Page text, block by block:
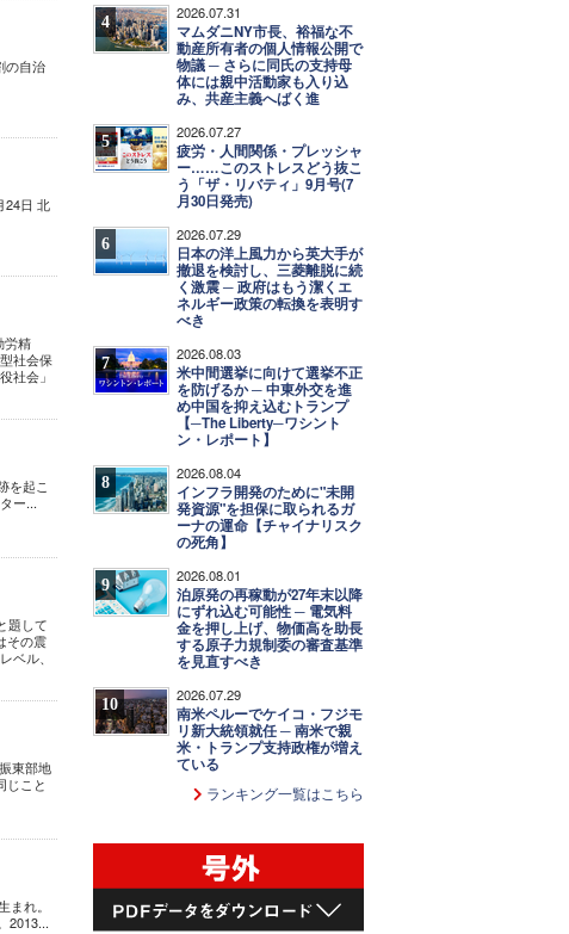
の自治
24日 北
労精
社会保
社会」
を起こ
ー...
題して
その震
ベル、
東部地
じこと
れ。
2013...
4 2026.07.31
マムダニNY市長、裕福な不
動産所有者の個人情報公開で
物議 ─ さらに同氏の支持母
体には親中活動家も入り込
み、共産主義へばく進
5 2026.07.27
疲労・人間関係・プレッシャ
ー……このストレスどう抜こ
う「ザ・リバティ」9月号(7
月30日発売)
6 2026.07.29
日本の洋上風力から英大手が
撤退を検討し、三菱離脱に続
く激震 ─ 政府はもう潔くエ
ネルギー政策の転換を表明す
べき
7 2026.08.03
米中間選挙に向けて選挙不正
を防げるか ─ 中東外交を進
め中国を抑え込むトランプ
【─The Liberty─ワシント
ン・レポート】
8 2026.08.04
インフラ開発のために"未開
発資源"を担保に取られるガ
ーナの運命【チャイナリスク
の死角】
9 2026.08.01
泊原発の再稼動が27年末以降
にずれ込む可能性 ─ 電気料
金を押し上げ、物価高を助長
する原子力規制委の審査基準
を見直すべき
10 2026.07.29
南米ペルーでケイコ・フジモ
リ新大統領就任 ─ 南米で親
米・トランプ支持政権が増え
ている
ランキング一覧はこちら